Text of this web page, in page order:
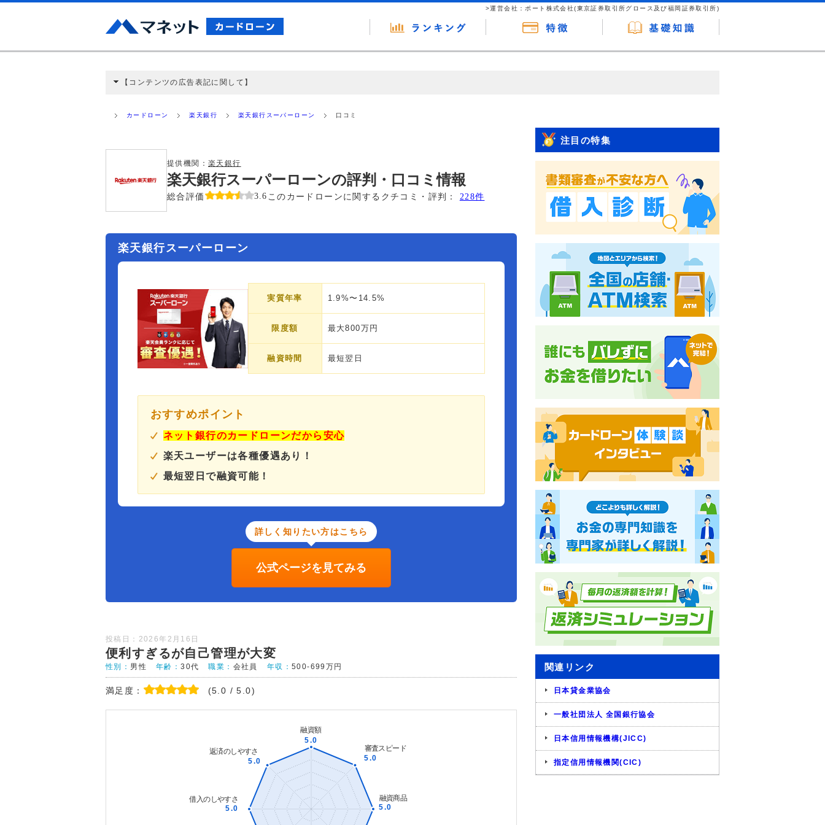
>運営会社：ポート株式会社(東京証券取引所グロース及び福岡証券取引所)
【コンテンツの広告表記に関して】
ミ収集などに基づき、公平性を担保した情報提供を行っています。
カードローン 楽天銀行 楽天銀行スーパーローン 口コミ
提供機関： 楽天銀行
楽天銀行スーパーローンの評判・口コミ情報
総合評価 3.6 このカードローンに関するクチコミ・評判： 228件
楽天銀行スーパーローン
実質年率 1.9%〜14.5%
限度額 最大800万円
融資時間 最短翌日
おすすめポイント
ネット銀行のカードローンだから安心
楽天ユーザーは各種優遇あり！
最短翌日で融資可能！
詳しく知りたい方はこちら
公式ページを見てみる
投稿日：2026年2月16日
便利すぎるが自己管理が大変
性別： 男性 年齢：30代 職業： 会社員 年収：500-699万円
満足度： (5.0 / 5.0)
注目の特集
関連リンク
日本貸金業協会
一般社団法人 全国銀行協会
日本信用情報機構(JICC)
指定信用情報機関(CIC)